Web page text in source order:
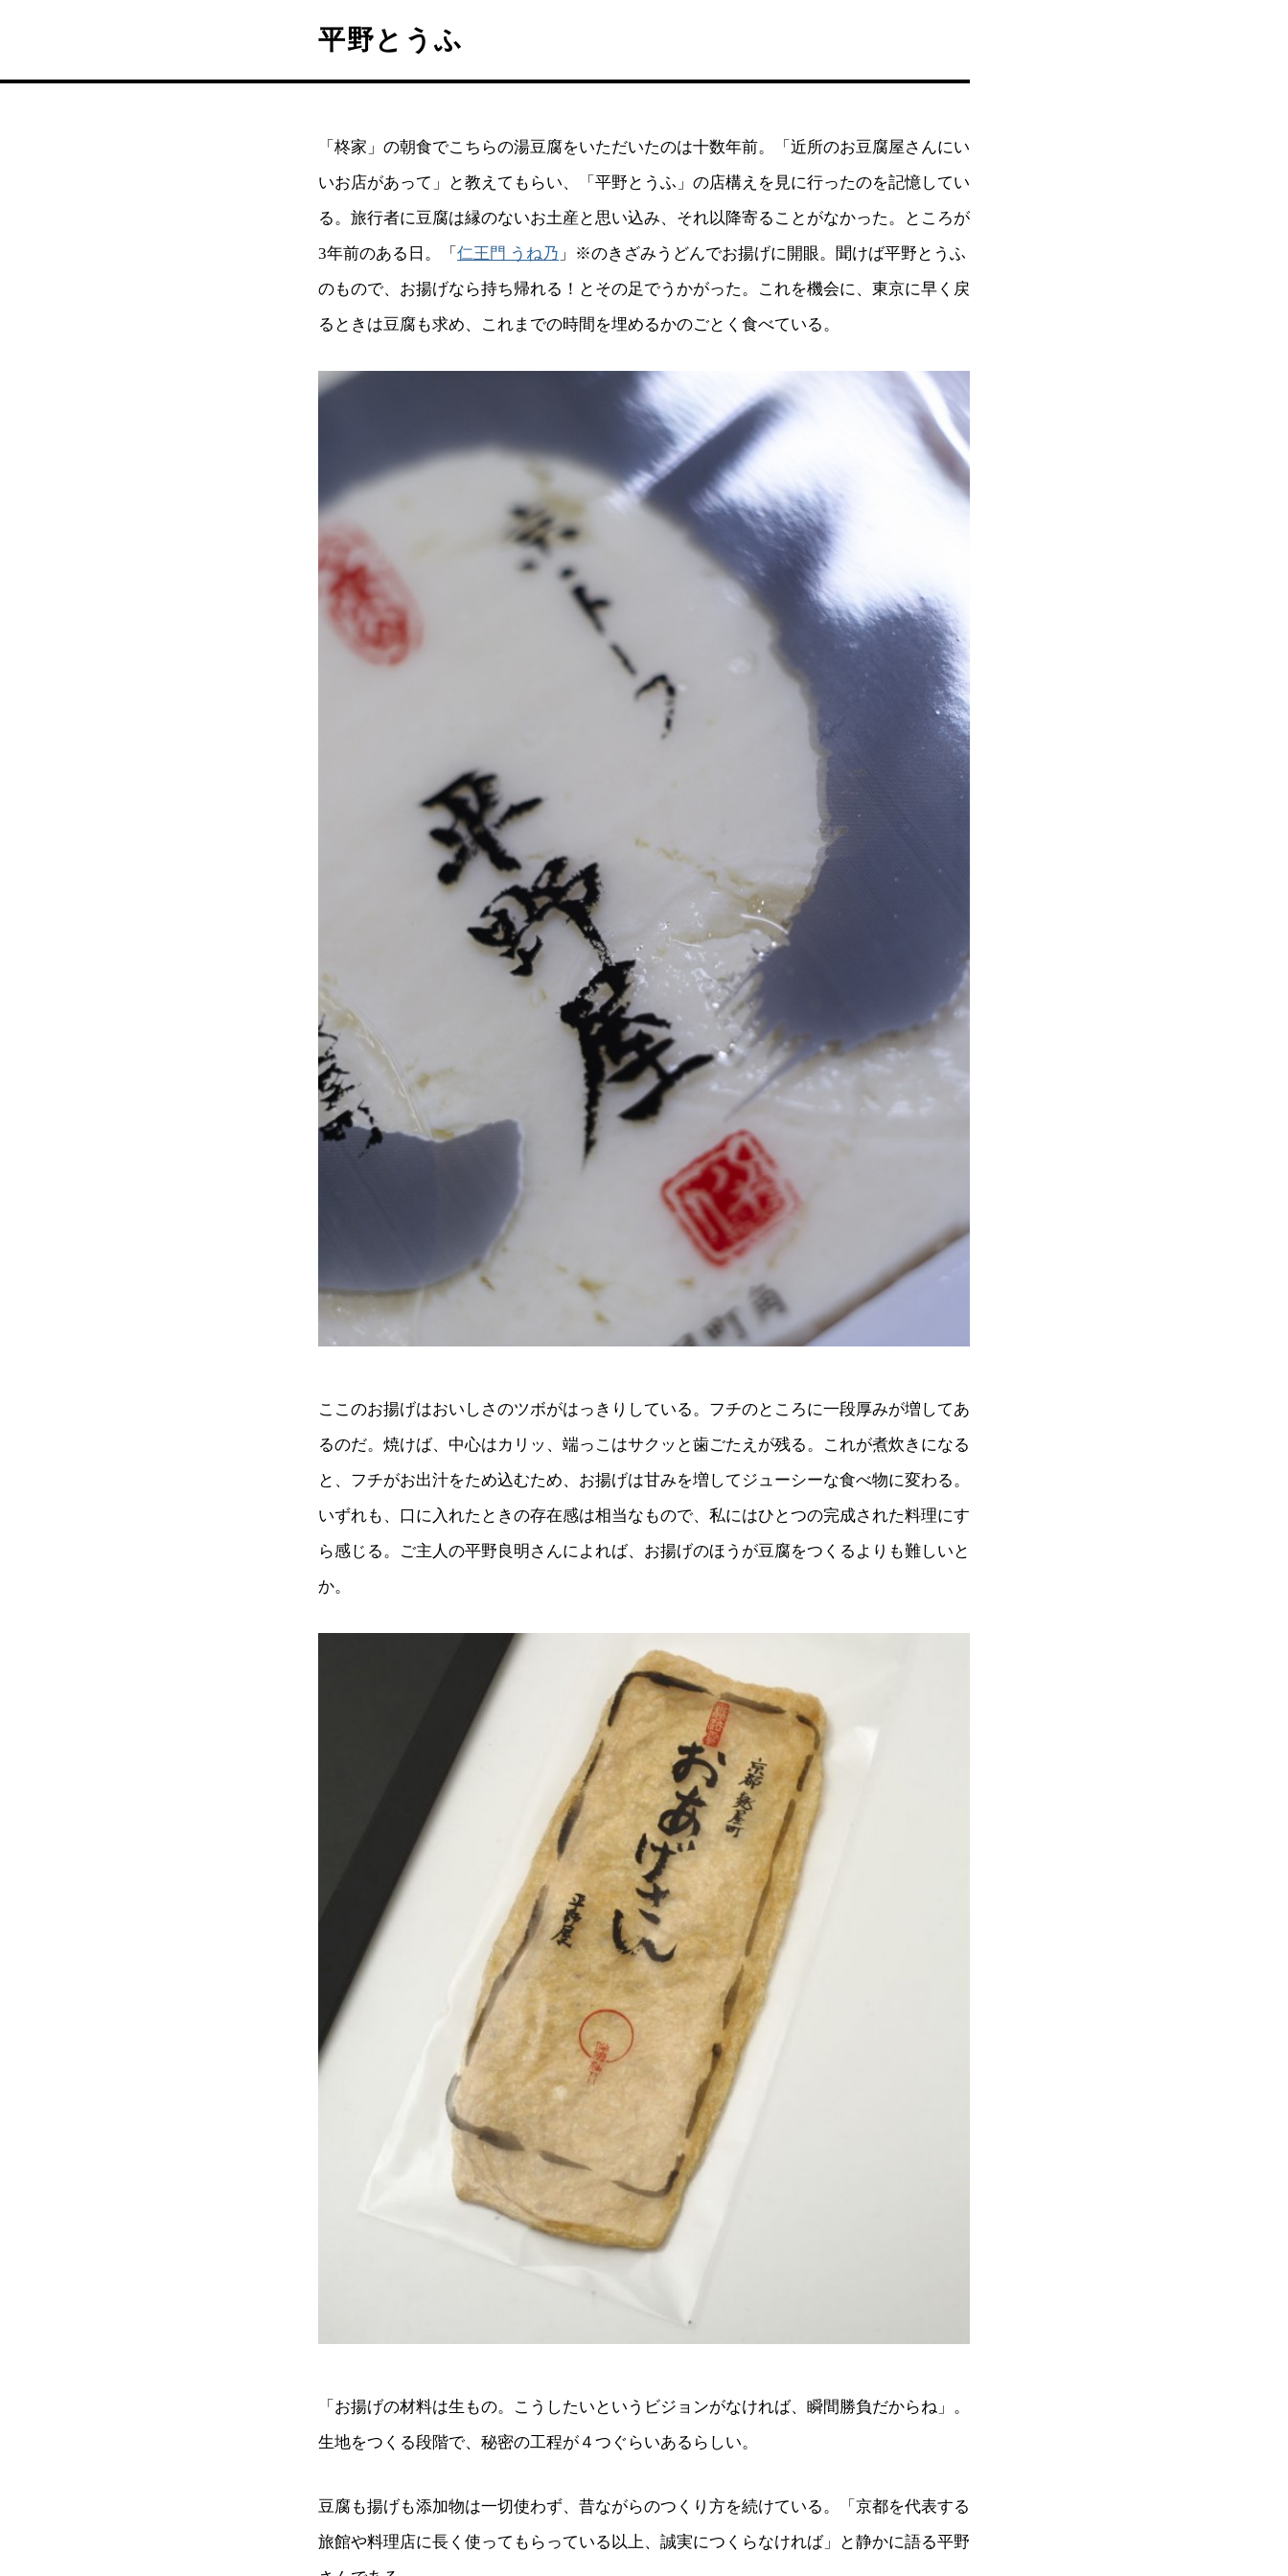
平野とうふ
「柊家」の朝食でこちらの湯豆腐をいただいたのは十数年前。「近所のお豆腐屋さんにい
いお店があって」と教えてもらい、「平野とうふ」の店構えを見に行ったのを記憶してい
る。旅行者に豆腐は縁のないお土産と思い込み、それ以降寄ることがなかった。ところが
3年前のある日。「 仁王門 うね乃 」※のきざみうどんでお揚げに開眼。聞けば平野とうふ
のもので、お揚げなら持ち帰れる！とその足でうかがった。これを機会に、東京に早く戻
るときは豆腐も求め、これまでの時間を埋めるかのごとく食べている。
ここのお揚げはおいしさのツボがはっきりしている。フチのところに一段厚みが増してあ
るのだ。焼けば、中心はカリッ、端っこはサクッと歯ごたえが残る。これが煮炊きになる
と、フチがお出汁をため込むため、お揚げは甘みを増してジューシーな食べ物に変わる。
いずれも、口に入れたときの存在感は相当なもので、私にはひとつの完成された料理にす
ら感じる。ご主人の平野良明さんによれば、お揚げのほうが豆腐をつくるよりも難しいと
か。
「お揚げの材料は生もの。こうしたいというビジョンがなければ、瞬間勝負だからね」。
生地をつくる段階で、秘密の工程が４つぐらいあるらしい。
豆腐も揚げも添加物は一切使わず、昔ながらのつくり方を続けている。「京都を代表する
旅館や料理店に長く使ってもらっている以上、誠実につくらなければ」と静かに語る平野